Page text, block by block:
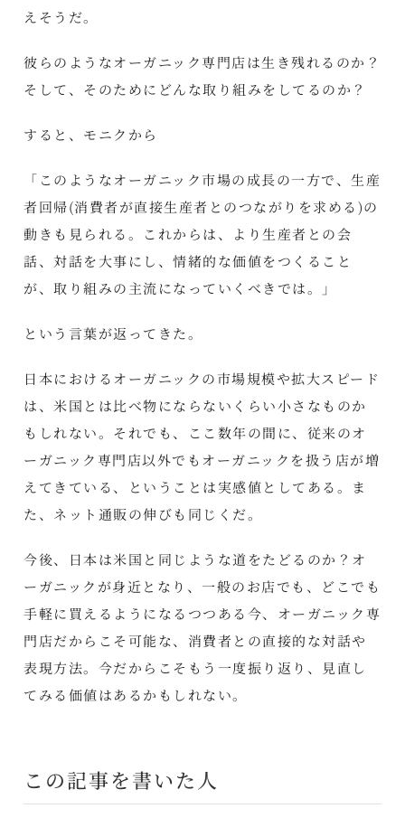
えそうだ。
彼らのようなオーガニック専門店は生き残れるのか？
そして、そのためにどんな取り組みをしてるのか？
すると、モニクから
「このようなオーガニック市場の成長の一方で、生産
者回帰(消費者が直接生産者とのつながりを求める)の
動きも見られる。これからは、より生産者との会
話、対話を大事にし、情緒的な価値をつくること
が、取り組みの主流になっていくべきでは。」
という言葉が返ってきた。
日本におけるオーガニックの市場規模や拡大スピード
は、米国とは比べ物にならないくらい小さなものか
もしれない。それでも、ここ数年の間に、従来のオ
ーガニック専門店以外でもオーガニックを扱う店が増
えてきている、ということは実感値としてある。ま
た、ネット通販の伸びも同じくだ。
今後、日本は米国と同じような道をたどるのか？オ
ーガニックが身近となり、一般のお店でも、どこでも
手軽に買えるようになるつつある今、オーガニック専
門店だからこそ可能な、消費者との直接的な対話や
表現方法。今だからこそもう一度振り返り、見直し
てみる価値はあるかもしれない。
この記事を書いた人